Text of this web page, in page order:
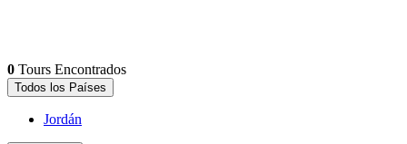
0 Tours Encontrados
Todos los Países
Jordán